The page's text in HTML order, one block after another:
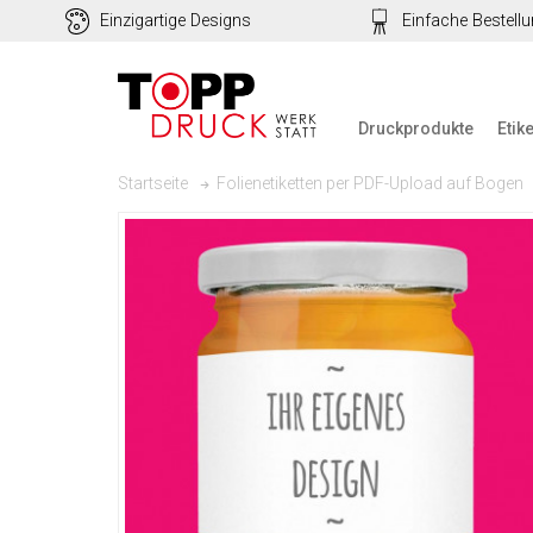
Einzigartige Designs Einfache
Druckprodukte
Startseite Folienetiketten per PDF-Upload auf Bogen